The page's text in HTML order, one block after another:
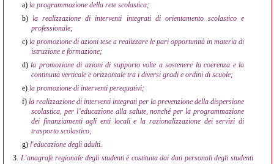
a) la programmazione della rete scolastica;
b)la realizzazione di interventi integrati di orientamento scolastico e
professionale;
c) la promozione di azioni tese a realizzare le pari opportunità in materia di
istruzione e formazione;
d)la promozione di azioni di supporto volte a sostenere la coerenza e la
continuità verticale e orizzontale tra i diversi gradi e ordini di scuole;
e) la promozione di interventi perequativi;
f) la realizzazione di interventi integrati per la prevenzione della dispersione
scolastica, per l’educazione alla salute, nonché per la programmazione
dei finanziamenti agli enti locali e la razionalizzazione dei servizi di
trasporto scolastico;
g) l'educazione degli adulti.
3. L'anagrafe regionale degli studenti è costituita dai dati personali degli studenti